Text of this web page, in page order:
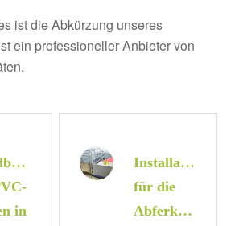
ist die Abkürzung unseres
ein professioneller Anbieter von
in
für die
Abferkelbox